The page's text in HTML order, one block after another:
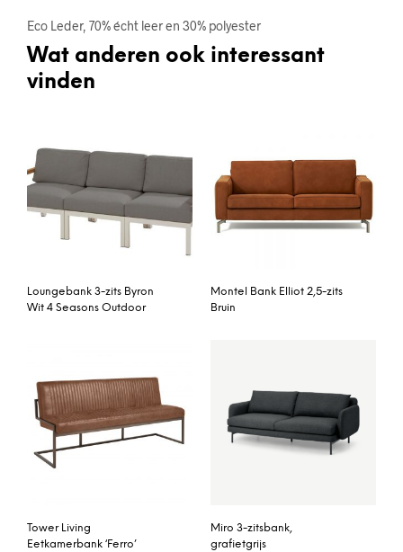
Eco Leder, 70% écht leer en 30% polyester
Wat anderen ook interessant
vinden
Loungebank 3-zits Byron
Wit 4 Seasons Outdoor
Montel Bank Elliot 2,5-zits
Bruin
Tower Living
Eetkamerbank ‘Ferro’
Miro 3-zitsbank,
grafietgrijs